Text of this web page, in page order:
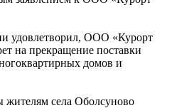
удовлетворил, ООО «Курорт
на прекращение поставки
домов и
жителям села Оболсуново